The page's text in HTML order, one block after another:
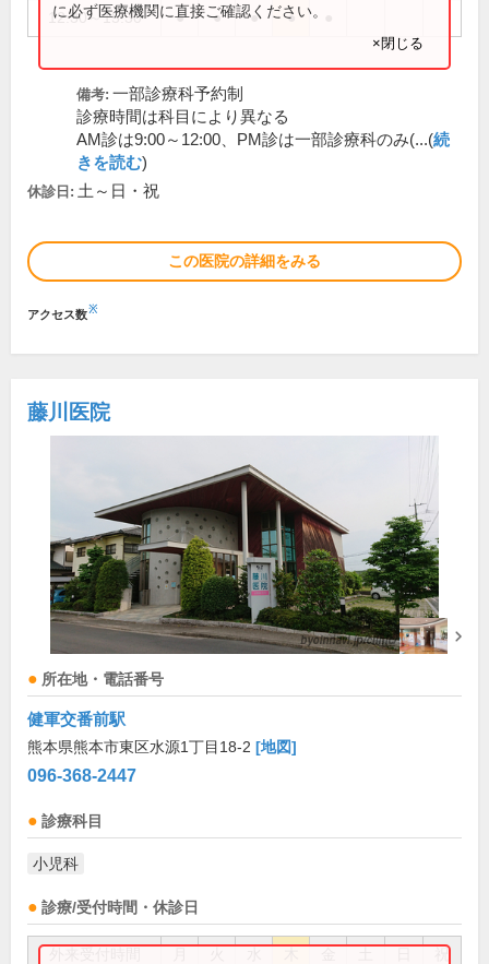
12:30～15:30 ● ● ● ●
に必ず医療機関に直接ご確認ください。
×閉じる
備考: 一部診療科予約制
診療時間は科目により異なる
AM診は9:00～12:00、PM診は一部診療科のみ(...(続
きを読む)
休診日: 土～日・祝
この医院の詳細をみる
アクセス数※
藤川医院
所在地・電話番号
健軍交番前駅
熊本県熊本市東区水源1丁目18-2 [地図]
096-368-2447
診療科目
小児科
診療/受付時間・休診日
祝